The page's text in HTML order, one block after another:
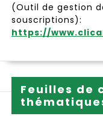
(Outil de gestion
souscriptions):
https://
Feuilles de